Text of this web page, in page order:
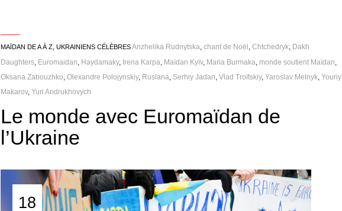
MAÏDAN DE A À Z ,UKRAINIENS CÉLÈBRES Anzhelika Rudnytska ,chant de Noël ,Chtchedryk Dakh
Daughters Euromaidan Haydamaky, Irena Karpa Maïdan Kyïv, Maria Burmaka monde soutient Maïdan
Oksana Zabouzhko ,Olexandre Polojynskiy, Ruslana Serhiy Jadan ,Vlad Troïtskiy,Yaroslav Melnyk ,Youriy
Makarov,Yuri Andrukhovych
Le monde avec Euromaïdan de
l’Ukraine
18